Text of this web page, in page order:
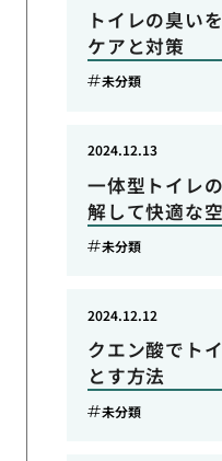
トイレの臭い
ケアと対策
未分類
一体型トイレ
解して快適な
2024.12.13
未分類
クエン酸でト
とす方法
2024.12.12
未分類